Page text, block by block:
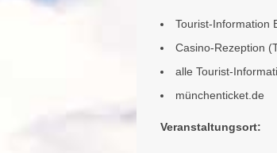
Tourist-Information
Casino-Rezeption
alle Tourist-
münchenticket.de
Veranstaltungsort: